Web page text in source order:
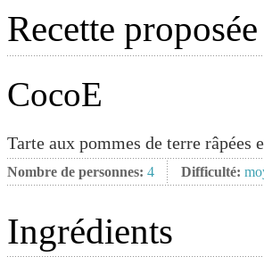
Recette
CocoE
Tarte aux pommes de terre râpées
Nombre de personnes: 4 Difficulté:
Ingrédients